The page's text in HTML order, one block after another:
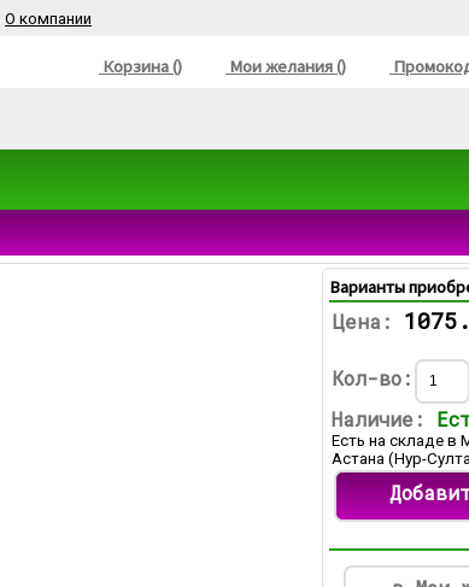
О компании
Корзина () Мои желания ()
Варианты
Цена:
Кол-во:
Наличие:
Есть на складе в
Астана (Нур-